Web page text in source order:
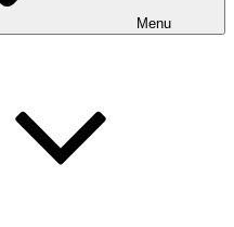
Menu